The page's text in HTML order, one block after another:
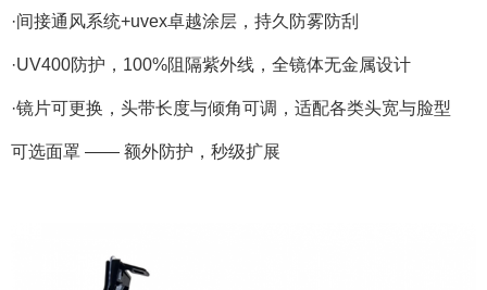
·间接通风系统+uvex卓越涂层，持久防雾防刮
·UV400防护，100%阻隔紫外线，全镜体无金属设计
·镜片可更换，头带长度与倾角可调，适配各类头宽与脸型
可选面罩 —— 额外防护，秒级扩展